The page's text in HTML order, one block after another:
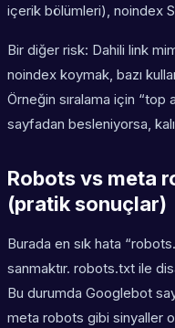
içerik bölümleri), noindex
Bir diğer risk: Dahili link
noindex koymak, bazı
Örneğin sıralama için
sayfadan besleniyorsa,
Robots vs meta
(pratik sonuçlar)
Burada en sık hata
sanmaktır. robots.txt ile
Bu durumda Googlebot
meta robots gibi sinyaller